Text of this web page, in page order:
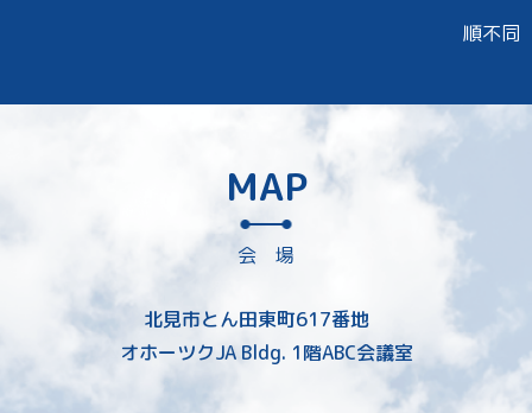
順不同
MAP
会 場
北見市とん田東町617番地
オホーツクJA Bldg. 1階ABC会議室